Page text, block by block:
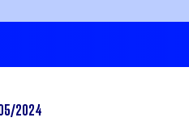
2024